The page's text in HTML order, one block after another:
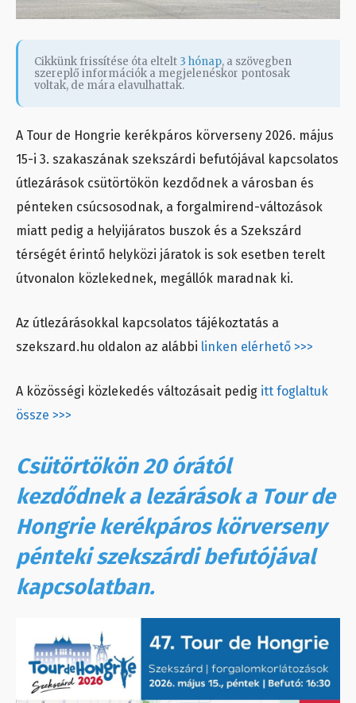
Cikkünk frissítése óta eltelt 3 hónap, a szövegben
szereplő információk a megjelenéskor pontosak
voltak, de mára elavulhattak.
A Tour de Hongrie kerékpáros körverseny 2026. május
15-i 3. szakaszának szekszárdi befutójával kapcsolatos
útlezárások csütörtökön kezdődnek a városban és
pénteken csúcsosodnak, a forgalmirend-változások
miatt pedig a helyijáratos buszok és a Szekszárd
térségét érintő helyközi járatok is sok esetben terelt
útvonalon közlekednek, megállók maradnak ki.
Az útlezárásokkal kapcsolatos tájékoztatás a
szekszard.hu oldalon az alábbi linken elérhető >>>
A közösségi közlekedés változásait pedig itt foglaltuk
össze >>>
Csütörtökön 20 órától
kezdődnek a lezárások a Tour de
Hongrie kerékpáros körverseny
pénteki szekszárdi befutójával
kapcsolatban.